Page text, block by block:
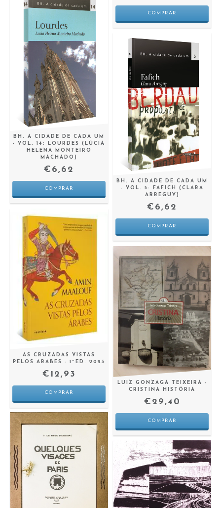
BH. A CIDADE DE CADA UM
- VOL. 14: LOURDES (LÚCIA
HELENA MONTEIRO
MACHADO)
€6,62
BH. A CIDADE DE CADA UM
- VOL. 5: FAFICH (CLARA
ARREGUY)
€6,62
AS CRUZADAS VISTAS
PELOS ARABES - 1ªED. 2023
€12,93
LUIZ GONZAGA TEIXEIRA -
CRISTINA HISTÓRIA
€29,40